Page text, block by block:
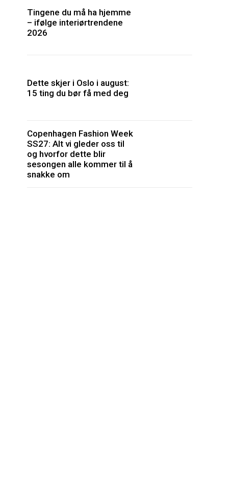
Tingene du må ha hjemme
– ifølge interiørtrendene
2026
Dette skjer i Oslo i august:
15 ting du bør få med deg
Copenhagen Fashion Week
SS27: Alt vi gleder oss til
og hvorfor dette blir
sesongen alle kommer til å
snakke om